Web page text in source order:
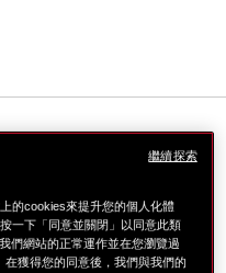
的cookies來提升您的個人化體
一下「同意並關閉」以同意此類
們網站的正常運作並在您瀏覽過
獲得您的同意後，我們與我們的
繼續探索